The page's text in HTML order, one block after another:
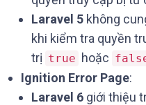
Laravel 5 không
khi kiểm tra quyền
trị true hoặc
Ignition Error Page:
Laravel 6 giới thiệu